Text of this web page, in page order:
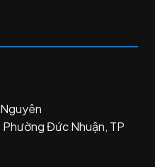
Đức Nhuận, TP